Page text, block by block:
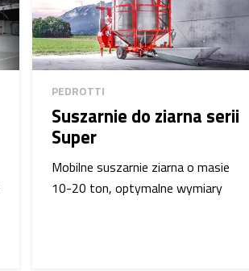
PEDROTTI
Suszarnie do ziarna serii
Super
Mobilne suszarnie ziarna o masie
10-20 ton, optymalne wymiary